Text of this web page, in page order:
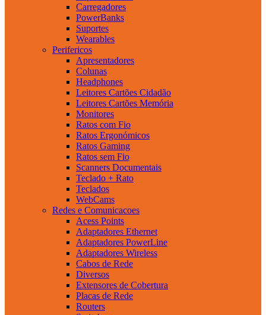
Carregadores
PowerBanks
Suportes
Wearables
Perifericos
Apresentadores
Colunas
Headphones
Leitores Cartões Cidadão
Leitores Cartões Memória
Monitores
Ratos com Fio
Ratos Ergonómicos
Ratos Gaming
Ratos sem Fio
Scanners Documentais
Teclado + Rato
Teclados
WebCams
Redes e Comunicacoes
Acess Points
Adaptadores Ethernet
Adaptadores PowerLine
Adaptadores Wireless
Cabos de Rede
Diversos
Extensores de Cobertura
Placas de Rede
Routers